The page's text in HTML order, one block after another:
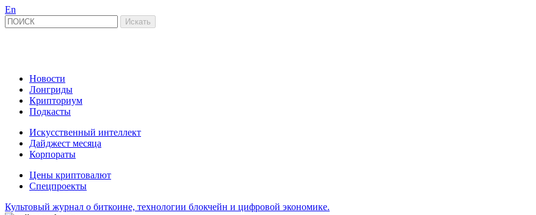
En
Новости
Лонгриды
Крипториум
Подкасты
Искусственный интеллект
Дайджест месяца
Корпораты
Цены криптовалют
Спецпроекты
Культовый журнал о биткоине, технологии блокчейн и цифровой экономике.